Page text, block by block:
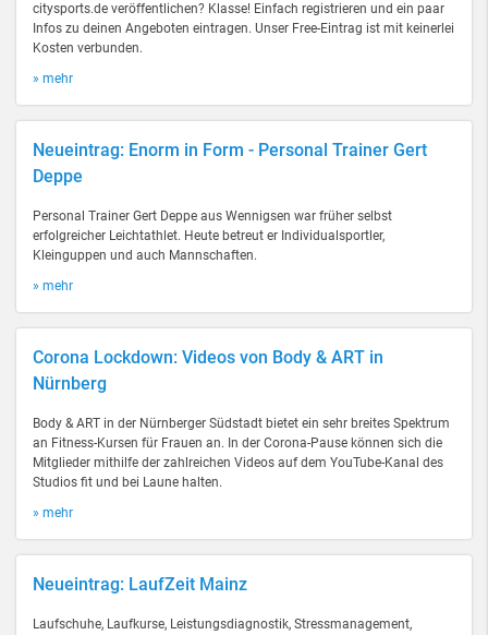
citysports.de veröffentlichen? Klasse! Einfach registrieren und ein paar
Infos zu deinen Angeboten eintragen. Unser Free-Eintrag ist mit keinerlei
Kosten verbunden.
» mehr
Neueintrag: Enorm in Form - Personal Trainer Gert
Deppe
Personal Trainer Gert Deppe aus Wennigsen war früher selbst
erfolgreicher Leichtathlet. Heute betreut er Individualsportler,
Kleinguppen und auch Mannschaften.
» mehr
Corona Lockdown: Videos von Body & ART in
Nürnberg
Body & ART in der Nürnberger Südstadt bietet ein sehr breites Spektrum
an Fitness-Kursen für Frauen an. In der Corona-Pause können sich die
Mitglieder mithilfe der zahlreichen Videos auf dem YouTube-Kanal des
Studios fit und bei Laune halten.
» mehr
Neueintrag: LaufZeit Mainz
Laufschuhe, Laufkurse, Leistungsdiagnostik, Stressmanagement,